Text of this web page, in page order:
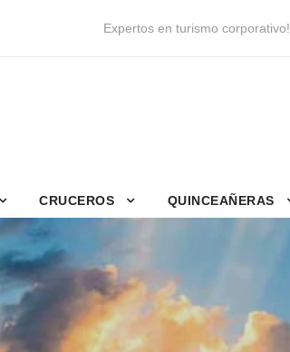
Expertos en turismo corporativo!
CRUCEROS QUINCEAÑERAS